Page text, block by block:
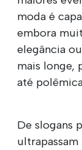
moda é
embora
elegância
mais longe,
até
De slogans